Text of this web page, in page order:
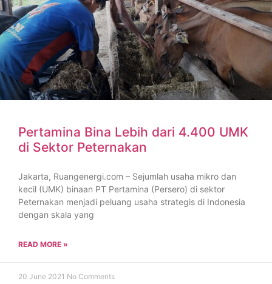
Pertamina Bina Lebih dari 4.400 UMK
di Sektor Peternakan
Jakarta, Ruangenergi.com – Sejumlah usaha mikro dan
kecil (UMK) binaan PT Pertamina (Persero) di sektor
Peternakan menjadi peluang usaha strategis di Indonesia
dengan skala yang
READ MORE »
20 June 2021 No Comments